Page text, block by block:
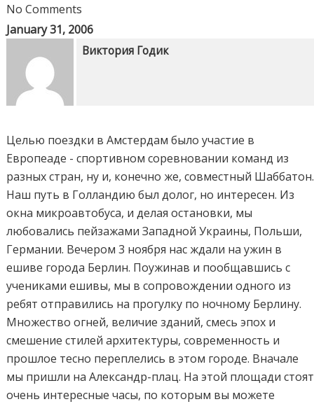
No Comments
January 31, 2006
Виктория Годик
Целью поездки в Амстердам было участие в
Европеаде - спортивном соревновании команд из
разных стран, ну и, конечно же, совместный Шаббатон.
Наш путь в Голландию был долог, но интересен. Из
окна микроавтобуса, и делая остановки, мы
любовались пейзажами Западной Украины, Польши,
Германии. Вечером 3 ноября нас ждали на ужин в
ешиве города Берлин. Поужинав и пообщавшись с
учениками ешивы, мы в сопровождении одного из
ребят отправились на прогулку по ночному Берлину.
Множество огней, величие зданий, смесь эпох и
смешение стилей архитектуры, современность и
прошлое тесно переплелись в этом городе. Вначале
мы пришли на Александр-плац. На этой площади стоят
очень интересные часы, по которым вы можете